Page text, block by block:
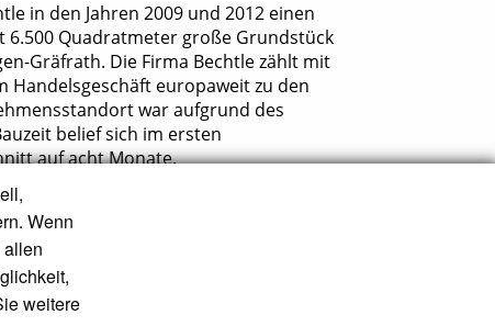
in den Jahren 2009 und 2012 einen
6.500 Quadratmeter große Grundstück
Gräfrath. Die Firma Bechtle zählt mit
Handelsgeschäft europaweit zu den
war aufgrund des
belief sich im ersten
auf acht Monate.
Wenn
weitere